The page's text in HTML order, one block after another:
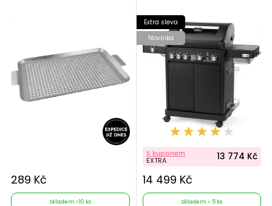
289 Kč
Skladem >10 ks
Extra sleva
Novinka
S kuponem
EXTRA 13 774 Kč
14 499 Kč
Skladem > 5 ks